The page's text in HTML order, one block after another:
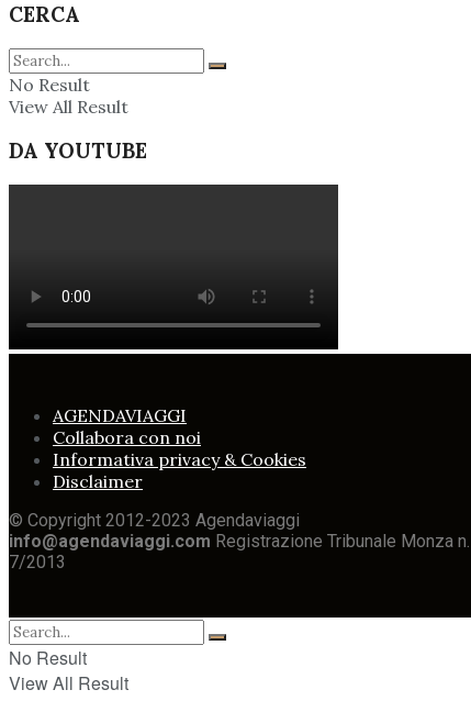
CERCA
No Result
View All Result
DA YOUTUBE
AGENDAVIAGGI
Collabora con noi
Informativa privacy & Cookies
Disclaimer
© Copyright 2012-2023 Agendaviaggi
info@agendaviaggi.com Registrazione Tribunale Monza n.
7/2013
No Result
View All Result